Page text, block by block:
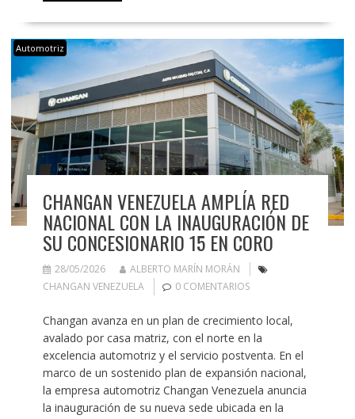
Automotriz
CHANGAN VENEZUELA AMPLÍA RED
NACIONAL CON LA INAUGURACIÓN DE
SU CONCESIONARIO 15 EN CORO
28/05/2026
ALBERTO MARÍN MORÁN
CHANGAN VENEZUELA
0 COMENTARIOS
Changan avanza en un plan de crecimiento local,
avalado por casa matriz, con el norte en la
excelencia automotriz y el servicio postventa. En el
marco de un sostenido plan de expansión nacional,
la empresa automotriz Changan Venezuela anuncia
la inauguración de su nueva sede ubicada en la